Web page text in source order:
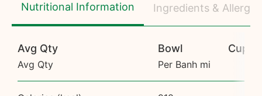
Nutritional Information Ingredients &
Avg Qty Bowl Cup
Avg Qty Per Banh mi